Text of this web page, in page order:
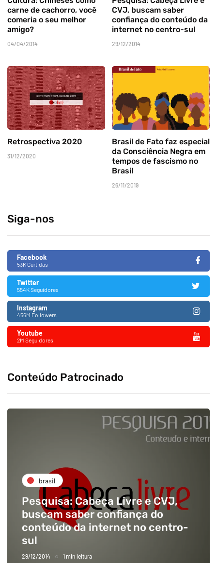
carne de cachorro, você
comeria o seu melhor
amigo?
04/04/2014
CVJ, buscam saber
confiança do conteúdo da
internet no centro-sul
29/12/2014
Retrospectiva 2020
31/12/2020
Brasil de Fato faz especial
da Consciência Negra em
tempos de fascismo no
Brasil
26/11/2019
Siga-nos
Facebook
53K Curtidas
Twitter
554K Seguidores
Instagram
456M Followers
Youtube
2M Seguidores
Conteúdo Patrocinado
brasil
Pesquisa: Cabeça Livre e CVJ,
buscam saber confiança do
conteúdo da internet no centro-
sul
29/12/2014 1 min leitura